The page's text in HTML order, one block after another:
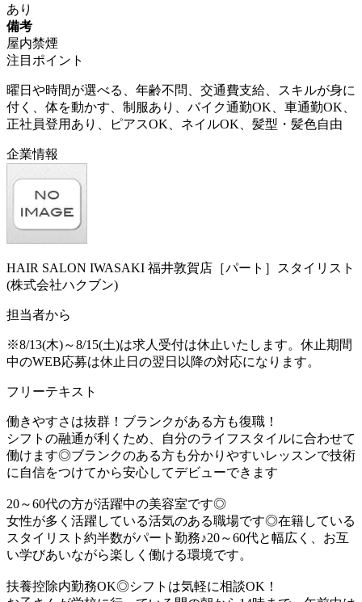
あり
備考
屋内禁煙
注目ポイント
曜日や時間が選べる、年齢不問、交通費支給、スキルが身に
付く、体を動かす、制服あり、バイク通勤OK、車通勤OK、
正社員登用あり、ピアスOK、ネイルOK、髪型・髪色自由
企業情報
HAIR SALON IWASAKI 福井敦賀店［パート］スタイリスト
(株式会社ハクブン)
担当者から
※8/13(木)～8/15(土)は求人受付は休止いたします。休止期間
中のWEB応募は休止日の翌日以降の対応になります。
フリーテキスト
働きやすさは抜群！ブランクがある方も復職！
シフトの融通が利くため、自分のライフスタイルに合わせて
働けます◎ブランクのある方も分かりやすいレッスンで技術
に自信をつけてから安心してデビューできます
20～60代の方が活躍中の美容室です◎
女性が多く活躍している活気のある職場です◎在籍している
スタイリスト約半数がパート勤務♪20～60代と幅広く、お互
い学びあいながら楽しく働ける環境です。
扶養控除内勤務OK◎シフトは気軽に相談OK！